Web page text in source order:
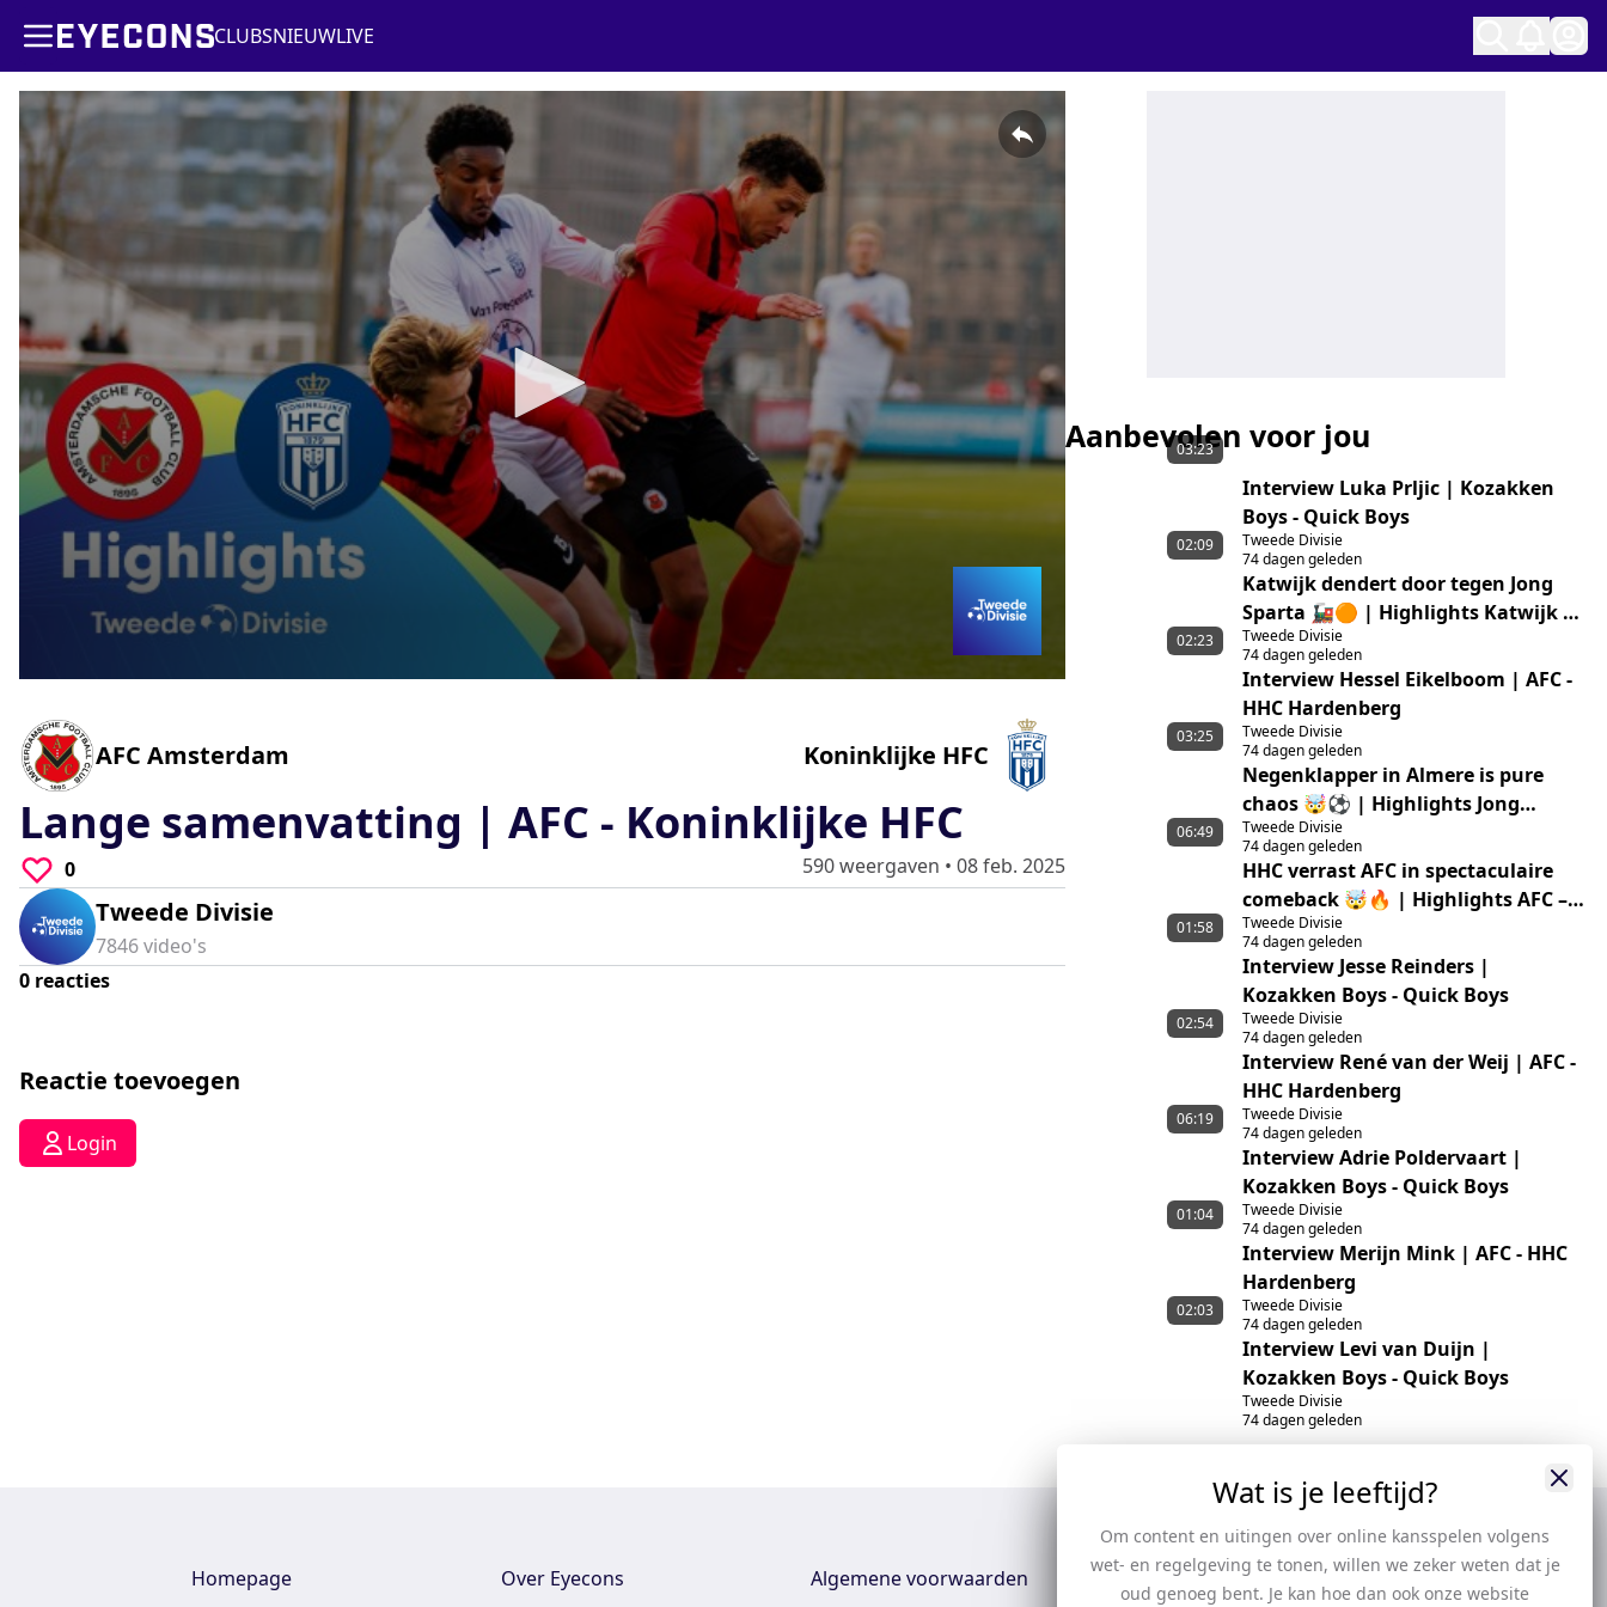
CLUBSNIEUWLIVE
of
0
secondsVolume
90%
AFC Amsterdam
- Koninklijke HFC
Lange samenvatting | AFC - Koninklijke HFC
0 590 weergaven • 08 feb. 2025
Tweede Divisie
7846video's
0 reacties
Reactie toevoegen
Login
Aanbevolen voor jou
03:23
Interview Luka Prljic | Kozakken
Boys - Quick Boys
Tweede Divisie
74 dagen geleden
02:09
Katwijk dendert door tegen Jong
Sparta 🚂🟠 | Highlights Katwijk –
Jong Sparta Rotterdam
Tweede Divisie
74 dagen geleden
02:23
Interview Hessel Eikelboom | AFC -
HHC Hardenberg
Tweede Divisie
74 dagen geleden
03:25
Negenklapper in Almere is pure
chaos 🤯⚽ | Highlights Jong
Almere City FC – GVVV
Tweede Divisie
74 dagen geleden
06:49
HHC verrast AFC in spectaculaire
comeback 🤯🔥 | Highlights AFC –
HHC Hardenberg
Tweede Divisie
74 dagen geleden
01:58
Interview Jesse Reinders |
Kozakken Boys - Quick Boys
Tweede Divisie
74 dagen geleden
02:54
Interview René van der Weij | AFC -
HHC Hardenberg
Tweede Divisie
74 dagen geleden
06:19
Interview Adrie Poldervaart |
Kozakken Boys - Quick Boys
Tweede Divisie
74 dagen geleden
01:04
Interview Merijn Mink | AFC - HHC
Hardenberg
Tweede Divisie
74 dagen geleden
02:03
Interview Levi van Duijn |
Kozakken Boys - Quick Boys
Tweede Divisie
74 dagen geleden
Homepage Over Eyecons Algemene voorwaarden
Wat is je leeftijd?
Om content en uitingen over online kansspelen volgens
wet- en regelgeving te tonen, willen we zeker weten dat je
oud genoeg bent. Je kan hoe dan ook onze website